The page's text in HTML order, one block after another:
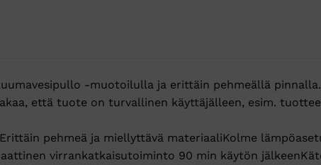
-muotoilulla ja erittäin pehmeällä
että tuote on turvallinen käyttäjälleen, esim.
pehmeä ja miellyttävä materiaaliKolme
virrankatkaisutoiminto 90 min käytön